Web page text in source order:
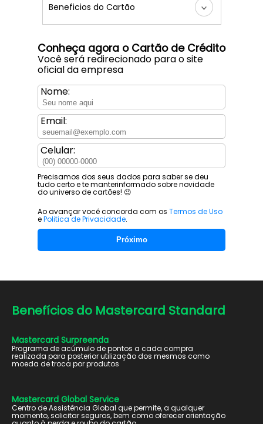
Beneficios do Cartão
Conheça agora o Cartão de Crédito
Você será redirecionado para o site
oficial da empresa
Nome:
Email:
Celular:
Precisamos dos seus dados para saber se deu
tudo certo e te manterinformado sobre novidade
do universo de cartões! 😉
Ao avançar você concorda com os Termos de Uso
ePolitica de Privacidade.
Próximo
Benefícios do Mastercard Standard
Mastercard Surpreenda
Programa de acúmulo de pontos a cada compra
realizada para posterior utilização dos mesmos como
moeda de troca por produtos
Mastercard Global Service
Centro de Assistência Global que permite, a qualquer
momento, solicitar seguros, bem como oferecer orientação